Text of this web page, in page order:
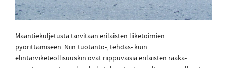
Maantiekuljetusta tarvitaan erilaisten liiketoimien
pyörittämiseen. Niin tuotanto-, tehdas- kuin
elintarviketeollisuuskin ovat riippuvaisia erilaisten raaka-